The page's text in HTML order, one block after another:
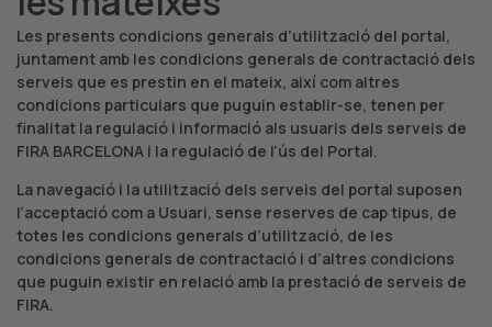
Les presents condicions generals d’utilització del portal,
juntament amb les condicions generals de contractació dels
serveis que es prestin en el mateix, així com altres
condicions particulars que puguin establir-se, tenen per
finalitat la regulació i informació als usuaris dels serveis de
FIRA BARCELONA i la regulació de l’ús del Portal.
La navegació i la utilització dels serveis del portal suposen
l’acceptació com a Usuari, sense reserves de cap tipus, de
totes les condicions generals d’utilització, de les
condicions generals de contractació i d’altres condicions
que puguin existir en relació amb la prestació de serveis de
FIRA.